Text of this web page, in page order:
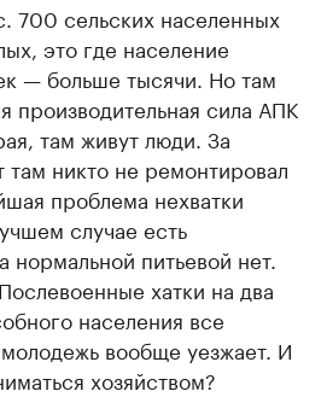
700 сельских населенных
это где население
— больше тысячи. Но там
производительная сила АПК
там живут люди. За
там никто не ремонтировал
проблема нехватки
случае есть
нормальной питьевой нет.
хатки на два
населения все
вообще уезжает. И
хозяйством?